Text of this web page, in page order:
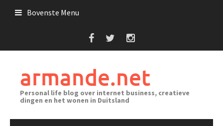
Bovenste Menu
armande.net
Personal life blog over internet business, creatieve
dingen en het wonen in Duitsland